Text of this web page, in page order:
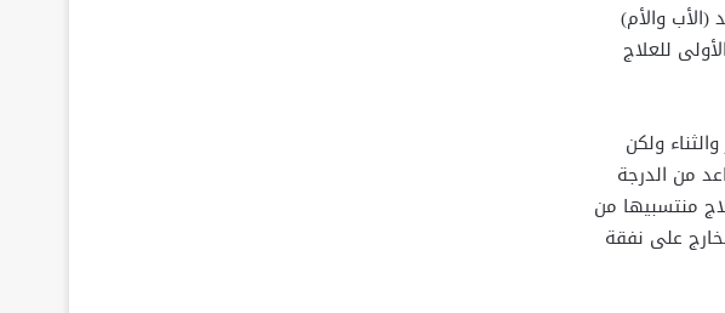
والأم)
للعلاج
ولكن
من الدرجة
منتسبيها من
على نفقة